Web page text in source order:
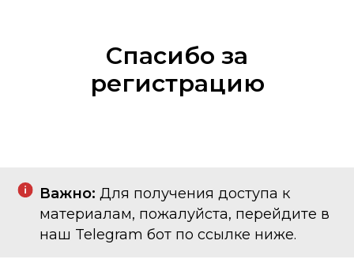
Спасибо за
регистрацию
Важно: Для получения доступа к
материалам, пожалуйста, перейдите в
наш Telegram бот по ссылке ниже.